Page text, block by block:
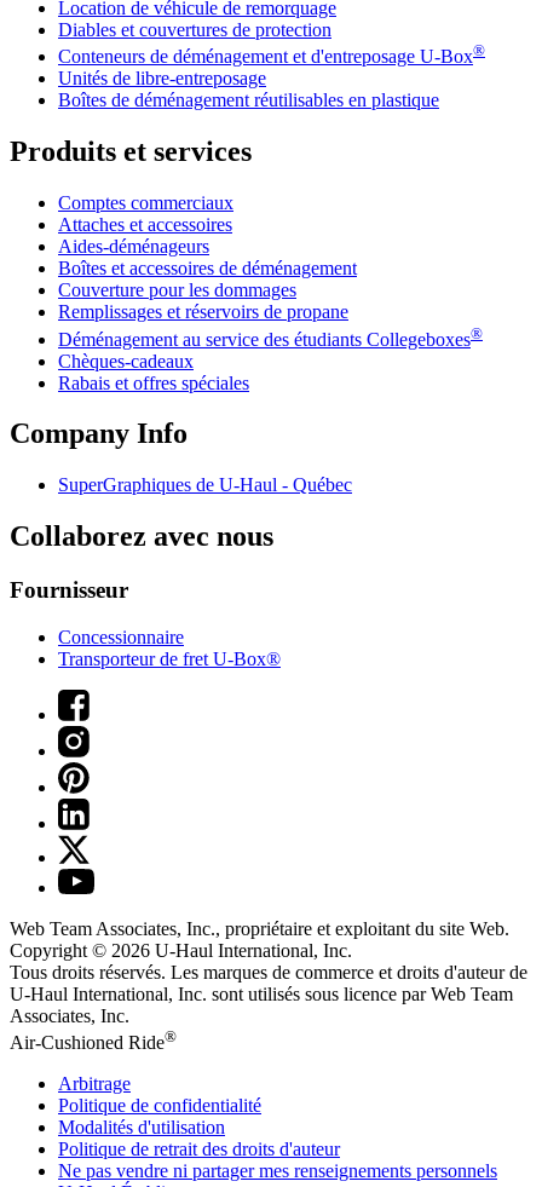
Location de véhicule de remorquage
Diables et couvertures de protection
Conteneurs de déménagement et d'entreposage U-Box®
Unités de libre-entreposage
Boîtes de déménagement réutilisables en plastique
Produits et services
Comptes commerciaux
Attaches et accessoires
Aides-déménageurs
Boîtes et accessoires de déménagement
Couverture pour les dommages
Remplissages et réservoirs de propane
Déménagement au service des étudiants Collegeboxes®
Chèques-cadeaux
Rabais et offres spéciales
Company Info
SuperGraphiques de U-Haul - Québec
Collaborez avec nous
Fournisseur
Concessionnaire
Transporteur de fret U-Box®
Web Team Associates, Inc., propriétaire et exploitant du site Web.
Copyright © 2026 U-Haul International, Inc.
Tous droits réservés. Les marques de commerce et droits d'auteur de
U-Haul International, Inc. sont utilisés sous licence par Web Team
Associates, Inc.
Air-Cushioned Ride®
Arbitrage
Politique de confidentialité
Modalités d'utilisation
Politique de retrait des droits d'auteur
Ne pas vendre ni partager mes renseignements personnels